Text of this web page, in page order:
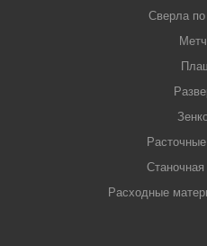
Сверла
Станочная
Расходные